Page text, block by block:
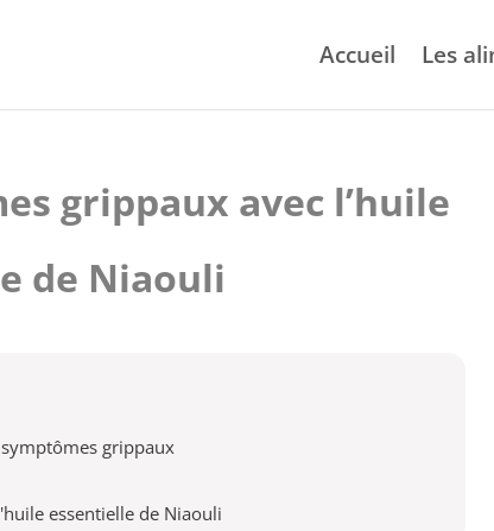
Accueil Les
grippaux avec l’huile
de Niaouli
grippaux
essentielle de Niaouli